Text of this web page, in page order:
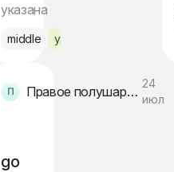
указана
middle удалённо
Правое полушарие Интроверта
24
июл
go